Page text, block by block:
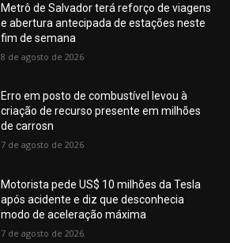
Metrô de Salvador terá reforço de viagens
e abertura antecipada de estações neste
fim de semana
8 de agosto de 2026
Erro em posto de combustível levou à
criação de recurso presente em milhões
de carrosn
7 de agosto de 2026
Motorista pede US$ 10 milhões da Tesla
após acidente e diz que desconhecia
modo de aceleração máxima
7 de agosto de 2026